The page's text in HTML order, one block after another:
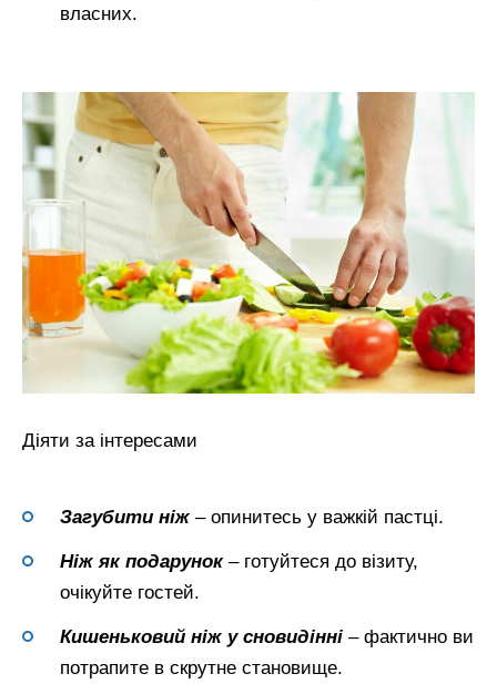
власних.
Діяти за інтересами
Загубити ніж – опинитесь у важкій пастці.
Ніж як подарунок – готуйтеся до візиту,
очікуйте гостей.
Кишеньковий ніж у сновидінні – фактично ви
потрапите в скрутне становище.